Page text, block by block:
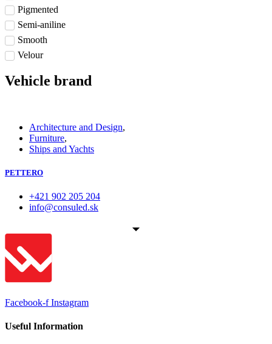
Pigmented
Semi-aniline
Smooth
Velour
Vehicle brand
Architecture and Design,
Furniture,
Ships and Yachts
PETTERO
+421 902 205 204
info@consuled.sk
Facebook-f Instagram
Useful Information